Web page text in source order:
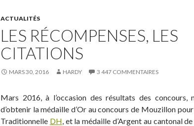
ACTUALITÉS
LES RÉCOMPENSES, LES
CITATIONS
MARS 30, 2016 HARDY 3 447 COMMENTAIRES
Mars 2016, à l’occasion des résultats des concours,
d’obtenir la médaille d’Or au concours de Mouzillon
Traditionnelle DH, et la médaille d’Argent au cantonal de